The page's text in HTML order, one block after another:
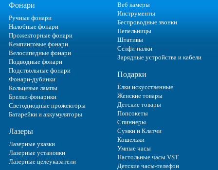
Фонари
Ручные фонари
Налобные фонари
Прожекторные фонари
Кемпинговые фонари
Велосипедные фонари
Подводные фонари
Подствольные фонари
Фонари-дубинки
Кольцевые лампы
Брелки-фонарики
Светодиодные прожекторы
Батарейки и аккумуляторы
Лазеры
Лазерные указки
Лазерные установки
Лазерные целеуказатели
Веб камеры
Инструменты
Беспроводные звонки
Пепельницы
Штативы
Селфи-палки
Зарядные устройства и кабели
Подарки
Ёлки искусственные
Женские товары
Детские товары
Попсокеты
Спиннеры
Сумки и Клатчи
Кошельки
Умные часы
Настольные часы VST
Детские часы-телефон